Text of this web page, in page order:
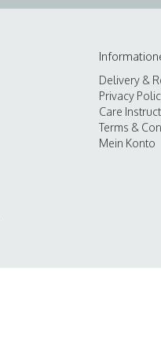
Delivery &
Privacy
Care
Terms &
Mein Konto